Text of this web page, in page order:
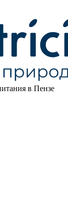
в Пензе